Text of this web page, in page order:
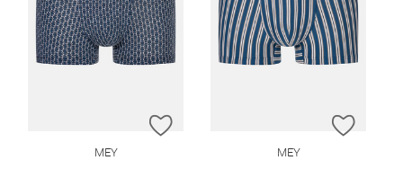
ZUR WUNSCHLISTE HINZUFÜGEN
MEY
ZUR
MEY